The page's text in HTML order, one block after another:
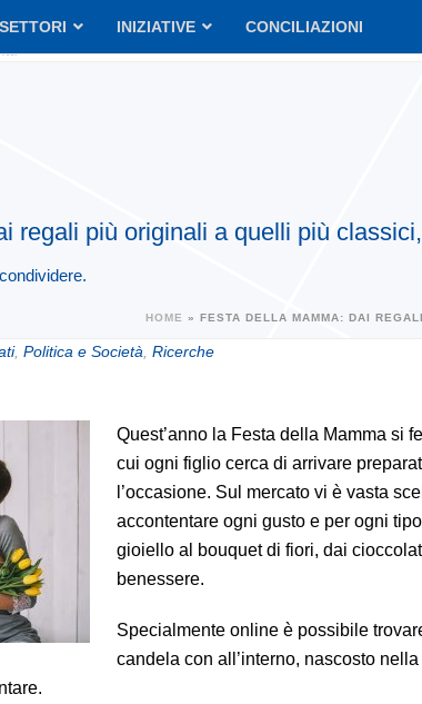
SETTORI INIZIATIVE CONCILIAZIONI
regali più originali a quelli più
HOME » FESTA DELLA MAMMA: DAI
, Politica e Società Ricerche
Quest’anno la Festa della Mamma si
cui ogni figlio cerca di arrivare
l’occasione. Sul mercato vi è vasta
accontentare ogni gusto e per ogni
gioiello al bouquet di fiori, dai
benessere.
Specialmente online è possibile
candela con all’interno, nascosto